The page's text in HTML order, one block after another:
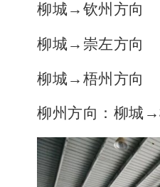
柳城→钦州方向
柳城→崇左方向
柳城→梧州方向
柳州方向：柳城